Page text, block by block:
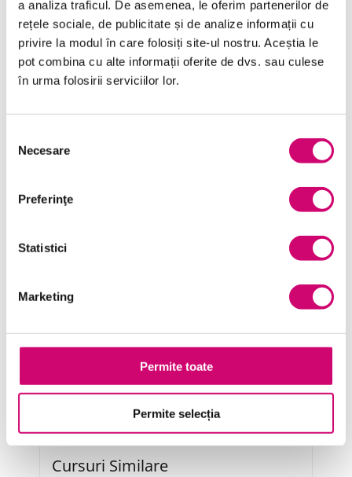
a analiza traficul. De asemenea, le oferim partenerilor de
rețele sociale, de publicitate și de analize informații cu
privire la modul în care folosiți site-ul nostru. Aceștia le
pot combina cu alte informații oferite de dvs. sau culese
în urma folosirii serviciilor lor.
consimțământului
Necesare
Preferinţe
Statistici
Marketing
Permite toate
Permite selecția
Comunicare
Dezvoltare personală și profesională
Finanțe
Management și Leadership
Project Management
Serviciul clienți
Transformare Digitală
Vânzări și negocieri
Cursuri Similare